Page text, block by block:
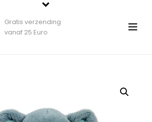
Gratis verzending
vanaf 25 Euro